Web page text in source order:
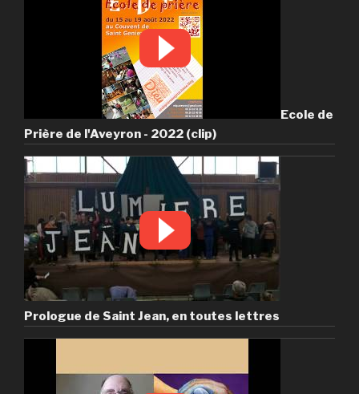
Ecole de
Prière de l'Aveyron - 2022 (clip)
Prologue de Saint Jean, en toutes lettres